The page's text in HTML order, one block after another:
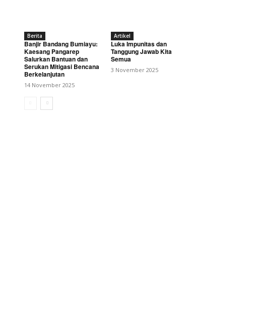
Berita
Banjir Bandang Bumiayu:
Kaesang Pangarep
Salurkan Bantuan dan
Serukan Mitigasi Bencana
Berkelanjutan
14 November 2025
Artikel
Luka Impunitas dan
Tanggung Jawab Kita
Semua
3 November 2025